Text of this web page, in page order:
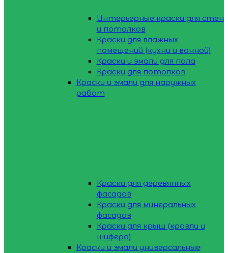
Интерьерные краски для стен
и потолков
Краски для влажных
помещений (кухни и ванной)
Краски и эмали для пола
Краски для потолков
Краски и эмали для наружных
работ
Краски для деревянных
фасадов
Краски для минеральных
фасадов
Краски для крыш (кровли и
шифера)
Краски и эмали универсальные